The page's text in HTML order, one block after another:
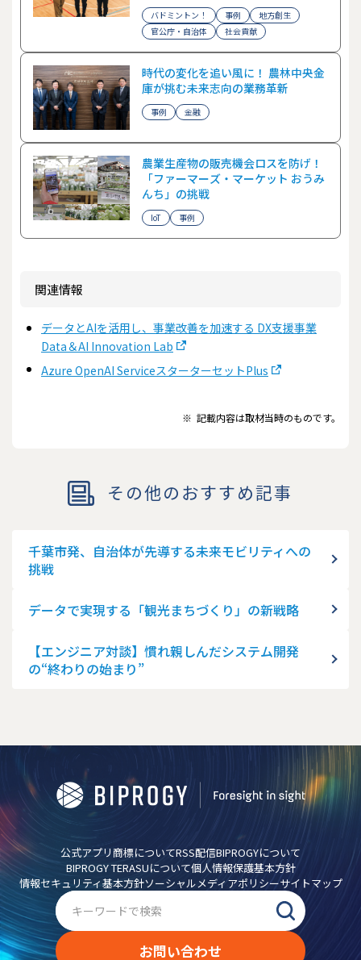
バドミントン！ 事例
地方創生
官公庁・自治体
社会貢献
時代の変化を追い風に！ 農林中央金
庫が挑む未来志向の業務革新
事例 金融
農業生産物の販売機会ロスを防げ！
「ファーマーズ・マーケット おうみ
んち」の挑戦
IoT 事例
関連情報
データとAIを活用し、事業改善を加速する DX支援事業
Data＆AI Innovation Lab
Azure OpenAI ServiceスターターセットPlus
※ 記載内容は取材当時のものです。
その他のおすすめ記事
千葉市発、自治体が先導する未来モビリティへの
挑戦
データで実現する「観光まちづくり」の新戦略
【エンジニア対談】慣れ親しんだシステム開発
の“終わりの始まり”
公式アプリ 商標についてRSS配信BIPROGYについて
BIPROGY TERASUについて個人情報保護基本方針
情報セキュリティ基本方針ソーシャルメディアポリシーサイトマップ
お問い合わせ